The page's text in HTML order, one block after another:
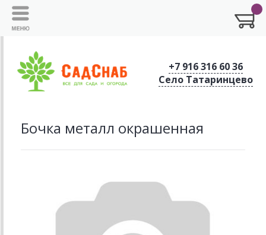
+7 916 316 60 36
Село Татаринцево
Бочка металл окрашенная